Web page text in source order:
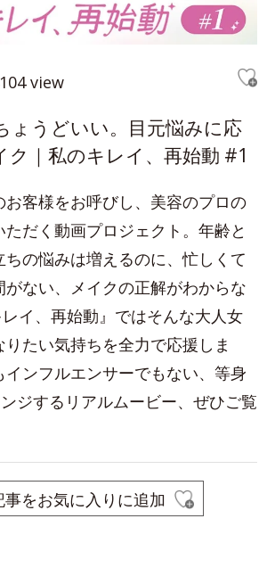
view
ょうどいい。目元悩みに応
ク｜私のキレイ、再始動 #1
お客様をお呼びし、美容のプロの
ただく動画プロジェクト。年齢と
ちの悩みは増えるのに、忙しくて
がない、メイクの正解がわからな
イ、再始動』ではそんな大人女
たい気持ちを全力で応援しま
ンフルエンサーでもない、等身
ンジするリアルムービー、ぜひご覧
事をお気に入りに追加